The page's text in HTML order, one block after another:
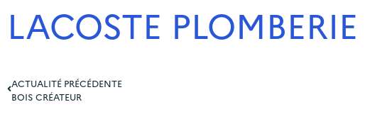
LACOSTE PLOMBERIE
ACTUALITÉ PRÉCÉDENTE
BOIS CRÉATEUR